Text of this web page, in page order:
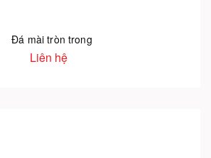
Đá mài tròn trong
Liên hệ